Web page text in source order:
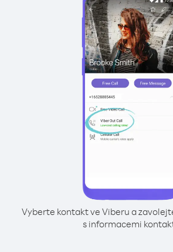
Vyberte kontakt ve Viberu a
s informacemi